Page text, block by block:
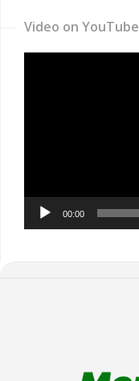
Video on YouTube
00:00